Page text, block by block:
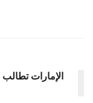
الإمارات